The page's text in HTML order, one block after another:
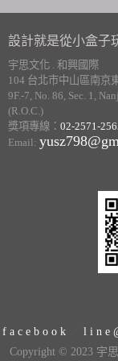
設計就是從小盒子
宇思文化 . 和興國際
104 台北市中山區南京
9F.-7, No. 86, Sec. 1,
(R.O.C.)
獎項專線： 02-2571-
Email:
f a c e b o o k／ l i n e
Copyright © 2023 宇